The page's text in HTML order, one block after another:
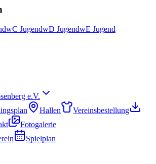
wC JugendwD JugendwE Jugend
e.V.
Hallen
Vereinsbestellung
Fotogalerie
Spielplan